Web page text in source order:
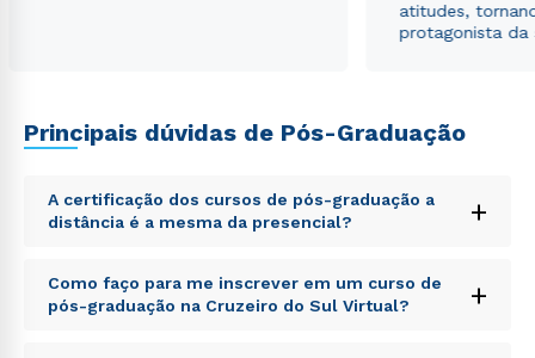
atitudes,
protagonista da
Principais dúvidas de Pós-Graduação
A certificação dos cursos de pós-graduação a
distância é a mesma da presencial?
+
Sed ut perspiciatis unde omnis iste natus error sit
voluptatem accusantium doloremque laudantium,
totam rem aperiam, eaque ipsa quae ab illo inventore
Como faço para me inscrever em um curso de
pós-graduação na Cruzeiro do Sul Virtual?
+